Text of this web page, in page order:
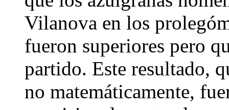
Vilanova en los
fueron superiores pero
partido. Este resultado,
no matemáticamente,